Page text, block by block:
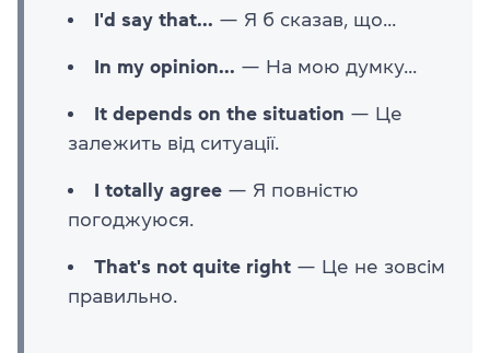
I'd say that... — Я б сказав, що...
In my opinion... — На мою думку...
It depends on the situation — Це
залежить від ситуації.
I totally agree — Я повністю
погоджуюся.
That's not quite right — Це не зовсім
правильно.